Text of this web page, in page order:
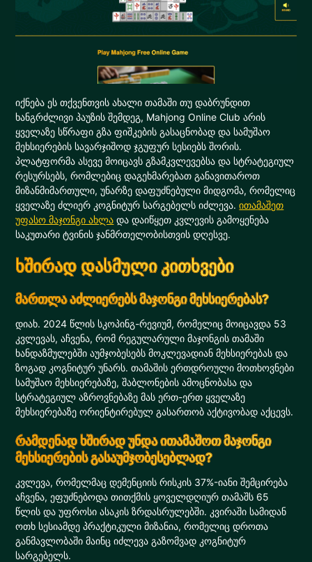
იქნება ეს თქვენთვის ახალი თამაში თუ დაბრუნდით
ხანგრძლივი პაუზის შემდეგ, Mahjong Online Club არის
ყველაზე სწრაფი გზა ფიშკების გასაცნობად და სამუშაო
მეხსიერების სავარჯიშოდ ჯგუფურ სესიებს შორის.
პლატფორმა ასევე მოიცავს გზამკვლევებსა და სტრატეგიულ
რესურსებს, რომლებიც დაგეხმარებათ განავითაროთ
მიზანმიმართული, უნარზე დაფუძნებული მიდგომა, რომელიც
ყველაზე ძლიერ კოგნიტურ სარგებელს იძლევა.ითამაშეთ
უფასო მაჯონგი ახლა და დაიწყეთ კვლევის გამოყენება
საკუთარი ტვინის ჯანმრთელობისთვის დღესვე.
ხშირად დასმული კითხვები
მართლა აძლიერებს მაჯონგი მეხსიერებას?
დიახ. 2024 წლის სკოპინგ-რევიუმ, რომელიც მოიცავდა 53
კვლევას, აჩვენა, რომ რეგულარული მაჯონგის თამაში
ხანდაზმულებში აუმჯობესებს მოკლევადიან მეხსიერებას და
ზოგად კოგნიტურ უნარს. თამაშის ერთდროული მოთხოვნები
სამუშაო მეხსიერებაზე, შაბლონების ამოცნობასა და
სტრატეგიულ აზროვნებაზე მას ერთ-ერთ ყველაზე
მეხსიერებაზე ორიენტირებულ გასართობ აქტივობად აქცევს.
რამდენად ხშირად უნდა ითამაშოთ მაჯონგი
მეხსიერების გასაუმჯობესებლად?
კვლევა, რომელმაც დემენციის რისკის 37%-იანი შემცირება
აჩვენა, ეფუძნებოდა თითქმის ყოველდღიურ თამაშს 65
წლის და უფროსი ასაკის ზრდასრულებში. კვირაში სამიდან
ოთხ სესიამდე პრაქტიკული მიზანია, რომელიც დროთა
განმავლობაში მაინც იძლევა გაზომვად კოგნიტურ
სარგებელს.